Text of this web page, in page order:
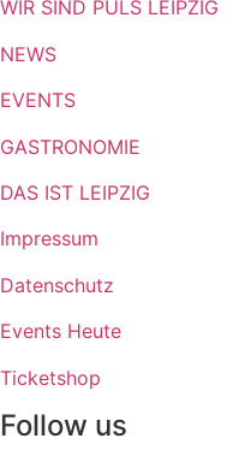
WIR SIND PULS LEIPZIG
NEWS
EVENTS
GASTRONOMIE
DAS IST LEIPZIG
Impressum
Datenschutz
Events Heute
Ticketshop
Follow us